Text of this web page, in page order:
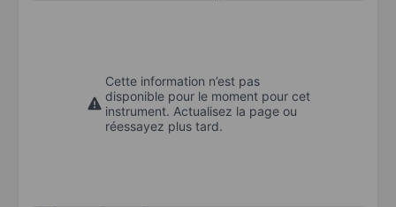
Cette information n’est pas
disponible pour le moment pour cet
instrument. Actualisez la page ou
réessayez plus tard.